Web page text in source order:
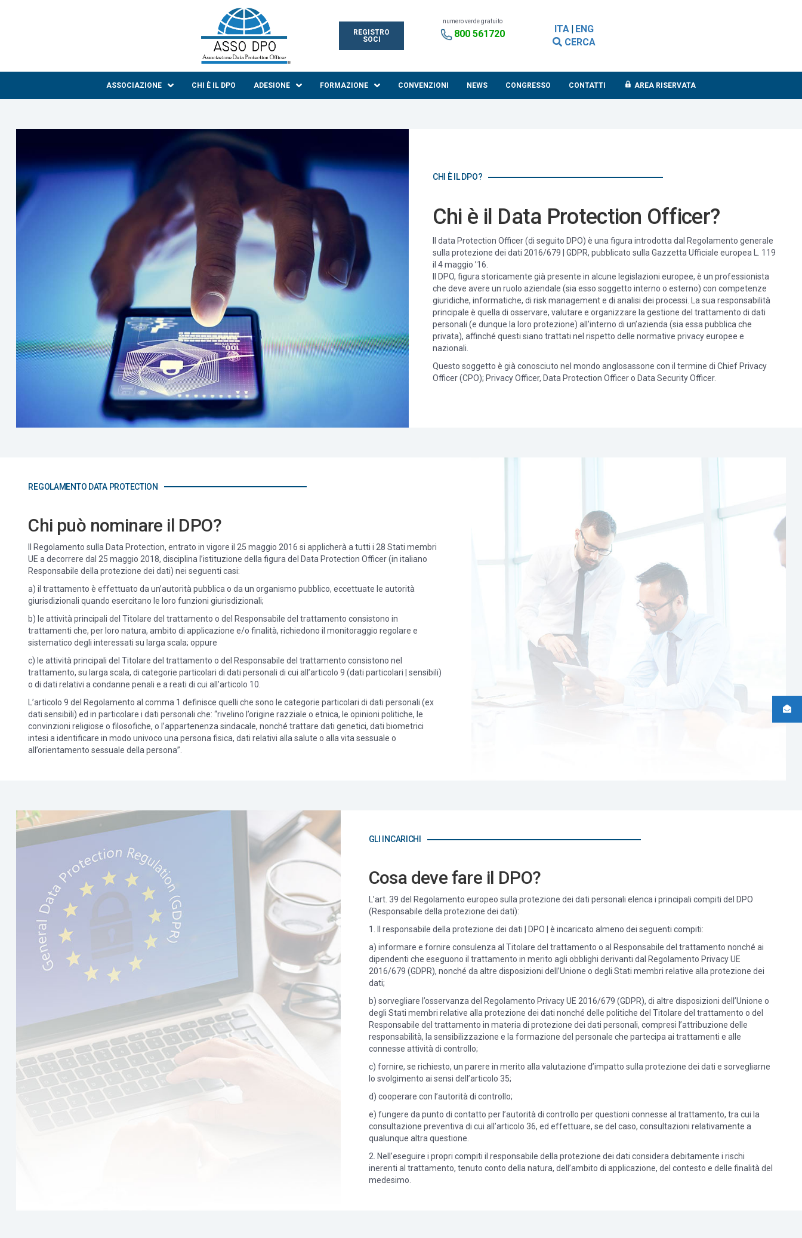
REGISTRO
SOCI
numero verde gratuito
800 561720 ITA | ENG
CERCA
ASSOCIAZIONE CHI È IL DPO ADESIONE FORMAZIONE CONVENZIONI NEWS CONGRESSO CONTATTI AREA RISERVATA
CHI È IL DPO?
Chi è il Data Protection Officer?
Il data Protection Officer (di seguito DPO) è una figura introdotta dal Regolamento generale
sulla protezione dei dati 2016/679 | GDPR, pubblicato sulla Gazzetta Ufficiale europea L. 119
il 4 maggio ’16.
Il DPO, figura storicamente già presente in alcune legislazioni europee, è un professionista
che deve avere un ruolo aziendale (sia esso soggetto interno o esterno) con competenze
giuridiche, informatiche, di risk management e di analisi dei processi. La sua responsabilità
principale è quella di osservare, valutare e organizzare la gestione del trattamento di dati
personali (e dunque la loro protezione) all’interno di un’azienda (sia essa pubblica che
privata), affinché questi siano trattati nel rispetto delle normative privacy europee e
nazionali.
Questo soggetto è già conosciuto nel mondo anglosassone con il termine di Chief Privacy
Officer (CPO); Privacy Officer, Data Protection Officer o Data Security Officer.
REGOLAMENTO DATA PROTECTION
Chi può nominare il DPO?
Il Regolamento sulla Data Protection, entrato in vigore il 25 maggio 2016 si applicherà a tutti i 28 Stati membri
UE a decorrere dal 25 maggio 2018, disciplina l’istituzione della figura del Data Protection Officer (in italiano
Responsabile della protezione dei dati) nei seguenti casi:
a) il trattamento è effettuato da un’autorità pubblica o da un organismo pubblico, eccettuate le autorità
giurisdizionali quando esercitano le loro funzioni giurisdizionali;
b) le attività principali del Titolare del trattamento o del Responsabile del trattamento consistono in
trattamenti che, per loro natura, ambito di applicazione e/o finalità, richiedono il monitoraggio regolare e
sistematico degli interessati su larga scala; oppure
c) le attività principali del Titolare del trattamento o del Responsabile del trattamento consistono nel
trattamento, su larga scala, di categorie particolari di dati personali di cui all’articolo 9 (dati particolari | sensibili)
o di dati relativi a condanne penali e a reati di cui all’articolo 10.
L’articolo 9 del Regolamento al comma 1 definisce quelli che sono le categorie particolari di dati personali (ex
dati sensibili) ed in particolare i dati personali che: “rivelino l’origine razziale o etnica, le opinioni politiche, le
convinzioni religiose o filosofiche, o l’appartenenza sindacale, nonché trattare dati genetici, dati biometrici
intesi a identificare in modo univoco una persona fisica, dati relativi alla salute o alla vita sessuale o
all’orientamento sessuale della persona”.
GLI INCARICHI
Cosa deve fare il DPO?
L’art. 39 del Regolamento europeo sulla protezione dei dati personali elenca i principali compiti del DPO
(Responsabile della protezione dei dati):
1. Il responsabile della protezione dei dati | DPO | è incaricato almeno dei seguenti compiti:
a) informare e fornire consulenza al Titolare del trattamento o al Responsabile del trattamento nonché ai
dipendenti che eseguono il trattamento in merito agli obblighi derivanti dal Regolamento Privacy UE
2016/679 (GDPR), nonché da altre disposizioni dell’Unione o degli Stati membri relative alla protezione dei
dati;
b) sorvegliare l’osservanza del Regolamento Privacy UE 2016/679 (GDPR), di altre disposizioni dell’Unione o
degli Stati membri relative alla protezione dei dati nonché delle politiche del Titolare del trattamento o del
Responsabile del trattamento in materia di protezione dei dati personali, compresi l’attribuzione delle
responsabilità, la sensibilizzazione e la formazione del personale che partecipa ai trattamenti e alle
connesse attività di controllo;
c) fornire, se richiesto, un parere in merito alla valutazione d’impatto sulla protezione dei dati e sorvegliarne
lo svolgimento ai sensi dell’articolo 35;
d) cooperare con l’autorità di controllo;
e) fungere da punto di contatto per l’autorità di controllo per questioni connesse al trattamento, tra cui la
consultazione preventiva di cui all’articolo 36, ed effettuare, se del caso, consultazioni relativamente a
qualunque altra questione.
2. Nell’eseguire i propri compiti il responsabile della protezione dei dati considera debitamente i rischi
inerenti al trattamento, tenuto conto della natura, dell’ambito di applicazione, del contesto e delle finalità del
medesimo.